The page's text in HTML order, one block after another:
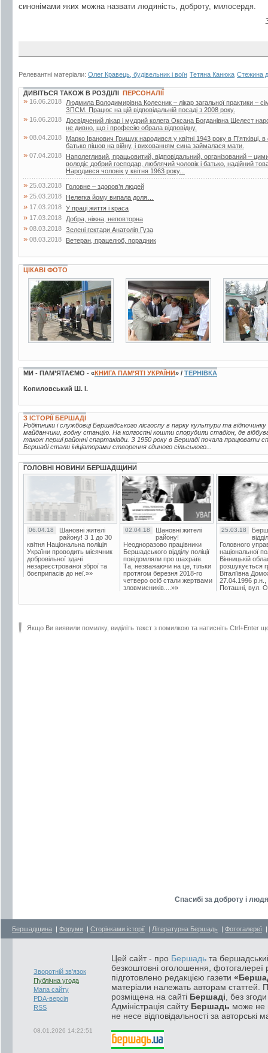
синонімами яких можна назвати людяність, доброту, милосердя.
Релевантні матеріали: Олег Кравець, будівельник і воїн Тетяна Канюка Стежина
ДИВІТЬСЯ ТАКОЖ В РОЗДІЛІ ПЕРСОНАЛІЇ
» 16.06.2018
Людмила Володимирівна Колесник – лікар загальної практики –
ЗПСМ. Працює на цій відповідальній посаді з 2008 року.
» 16.06.2018
Досвідчений лікар і мудрий колега Оксана Богданівна Шелест
не дивно, що і професію обрала відповідну.
» 08.04.2018
Марко Іванович Грищук народився у квітні 1943 року в П’ятківці,
батько пішов на війну, і вихованням сина займалася мати.
» 07.04.2018
Наполегливий, працьовитий, відповідальний, організований –
володіє добрий господар, люблячий чоловік і батько, надійний
Народився чоловік у квітня 1963 року...
» 25.03.2018 Головне – здоров’я людей
» 25.03.2018 Нелегка йому випала доля…
» 17.03.2018 У праці життя і краса
» 17.03.2018 Добра, ніжна, неповторна
» 08.03.2018 Зелені гектари Анатолія Гуза
» 08.03.2018 Ветеран, працелюб, порадник
ЦІКАВІ ФОТО
3 фото 6 фото 3 фото
МИ - ПАМ’ЯТАЄМО - «КНИГА ПАМ’ЯТІ УКРАЇНИ» / ТЕРНІВКА
Копиловський Ш. І.
З ІСТОРІЇ БЕРШАДІ
Робітники і службовці Бершадського лісгоспу в парку культури та
майданчики, водну станцію. На колгоспні кошти спорудили стадіон, де
також перші районні спартакіади. З 1950 року в Бершаді почала працювати
Бершаді стали ініціаторами створення єдиного сільського...
ГОЛОВНІ НОВИНИ БЕРШАДЩИНИ
06.04.18
Шановні жителі
району! З 1 до 30
квітня Національна поліція
України проводить місячник
добровільної здачі
незареєстрованої зброї та
боєприпасів до неї.»»
02.04.18
Шановні жителі
району!
Неодноразово працівники
Бершадського відділу поліції
повідомляли про шахраїв.
Та, незважаючи на це, тільки
протягом березня 2018-го
четверо осіб стали жертвами
зловмисників....»»
25.03.18
Головного
національної
Вінницькій
розшукується
Віталіївна
27.04.1996 р.н.,
Поташні, вул.
Якщо Ви виявили помилку, виділіть текст з помилкою та натисніть Ctrl+Enter
Спасибі за доброту і
Бершадщина | Форуми | Сторінками історії | Літературна Бершадь | Фотогалереї
Зворотній зв'язок
Публічна угода
Мапа сайту
PDA-версія
RSS
08.01.2026 14:22:51
Цей сайт - про Бершадь та
безкоштовні оголошення, фотогалереї
підготовлено редакцією газети
матеріали належать авторам статтей.
розміщена на сайті Бершаді , без
Адміністрація сайту Бершадь може не
не несе відповідальності за авторські